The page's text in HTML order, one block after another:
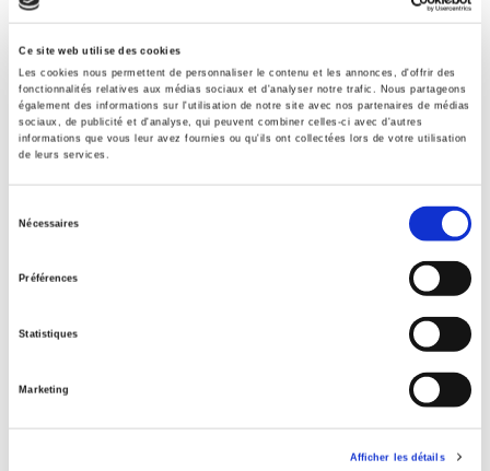
Ce site web utilise des cookies
Les cookies nous permettent de personnaliser le contenu et les annonces, d'offrir des
fonctionnalités relatives aux médias sociaux et d'analyser notre trafic. Nous partageons
également des informations sur l'utilisation de notre site avec nos partenaires de médias
sociaux, de publicité et d'analyse, qui peuvent combiner celles-ci avec d'autres
informations que vous leur avez fournies ou qu'ils ont collectées lors de votre utilisation
de leurs services.
Nécessaires
Préférences
Statistiques
Marketing
Afficher les détails
Sommaire
Spécifications
Éditeur
Presses de Sciences Po
Revue
ISSN
Langue